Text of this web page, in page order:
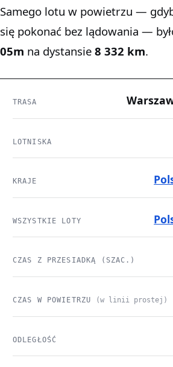
Samego lotu w powietrzu —
się pokonać bez lądowania —
05m na dystansie 8 332 km.
TRASA
LOTNISKA
KRAJE
WSZYSTKIE LOTY
CZAS Z PRZESIADKĄ (SZAC.)
CZAS W POWIETRZU (w linii prostej)
ODLEGŁOŚĆ